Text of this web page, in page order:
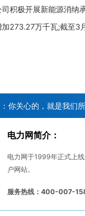
积极开展新能源消纳
273.27万千瓦;截至
你关心的，就是我们
电力网简介：
电力网于1999年正式上
户网站。
服务热线：400-007-